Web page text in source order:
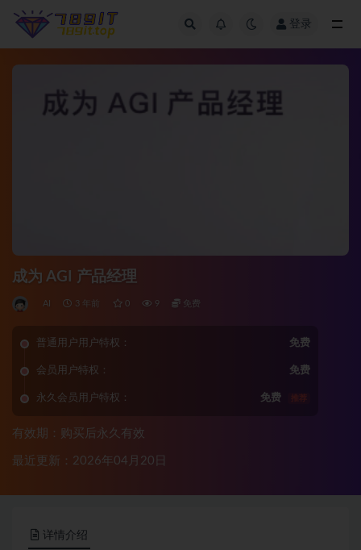
登录
成为 AGI 产品经理
AI 3 年前 0 9 免费
普通用户用户特权： 免费
会员用户特权： 免费
永久会员用户特权： 免费 推荐
有效期：购买后永久有效
最近更新：2026年04月20日
详情介绍